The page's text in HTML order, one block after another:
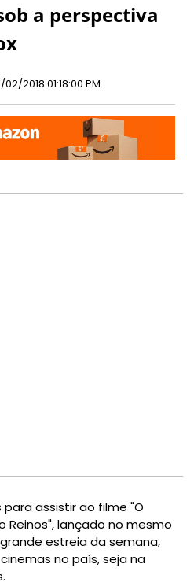
a perspectiva
02/2018 01:18:00 PM
assistir ao filme "O
Reinos", lançado no mesmo
estreia da semana,
cinemas no país, seja na